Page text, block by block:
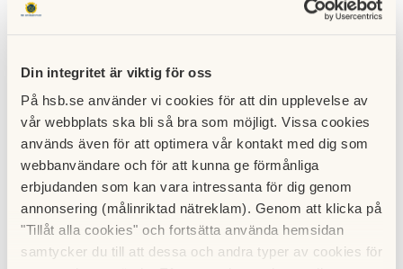
Din integritet är viktig för oss
På hsb.se använder vi cookies för att din upplevelse av
vår webbplats ska bli så bra som möjligt. Vissa cookies
används även för att optimera vår kontakt med dig som
webbanvändare och för att kunna ge förmånliga
erbjudanden som kan vara intressanta för dig genom
annonsering (målinriktad nätreklam). Genom att klicka på
"Tillåt alla cookies" och fortsätta använda hemsidan
samtycker du till att dessa och andra typer av cookies för
Uppdatering av stadgar utifrån lagkrav
2023 trädde lagändringar i kraft i bostadsrättslagen
och årsredovisningslagen som innebär att
bostadsrättsföreningens stadgar behöver uppdateras.
Vi hjälper er att uppdatera nuvarande stadgar till 2023
ett fast pris.